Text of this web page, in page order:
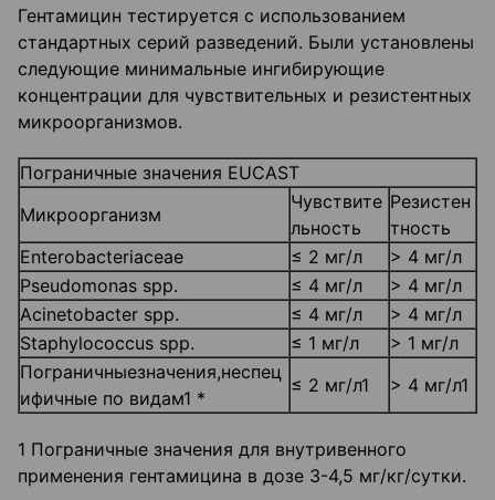
Гентамицин тестируется с использованием
стандартных серий разведений. Были установлены
следующие минимальные ингибирующие
концентрации для чувствительных и резистентных
микроорганизмов.
Пограничные значения EUCAST
Микроорганизм
Чувствите
льность
Резистен
тность
Enterobacteriaceae
≤ 2 мг/л
> 4 мг/л
Pseudomonas spp.
≤ 4 мг/л
> 4 мг/л
Acinetobacter spp.
≤ 4 мг/л
> 4 мг/л
Staphylococcus spp.
≤ 1 мг/л
> 1 мг/л
Пограничныезначения,неспец
ифичные по видам1 *
≤ 2 мг/л1 > 4 мг/л1
1 Пограничные значения для внутривенного
применения гентамицина в дозе 3-4,5 мг/кг/сутки.